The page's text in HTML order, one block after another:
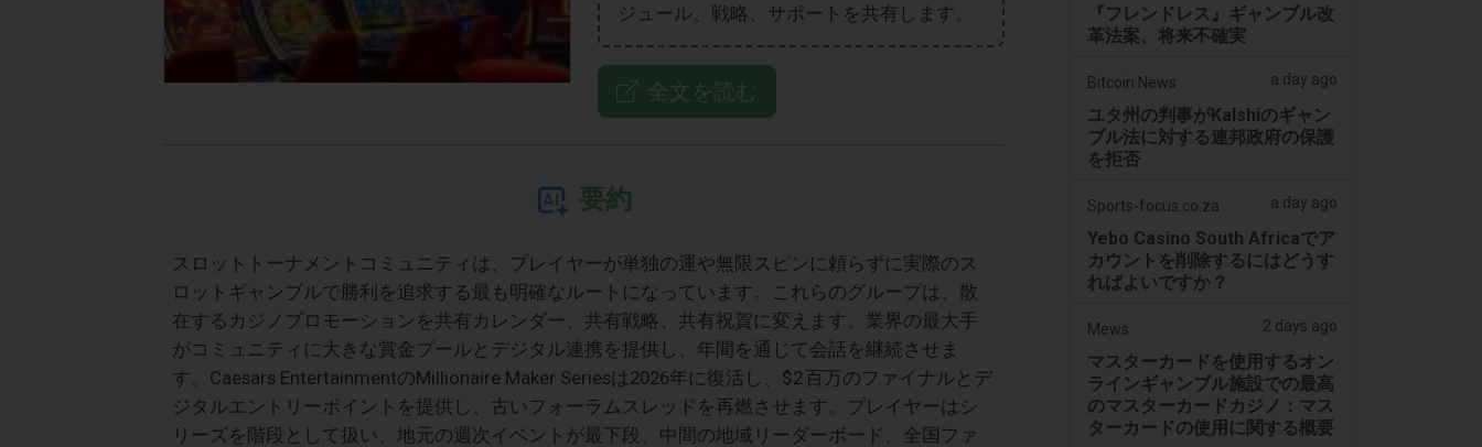
ジュール、戦略、サポートを共有します。
全文を読む
要約
スロットトーナメントコミュニティは、プレイヤーが単独の運や無限スピンに頼らずに実際のス
ロットギャンブルで勝利を追求する最も明確なルートになっています。これらのグループは、散
在するカジノプロモーションを共有カレンダー、共有戦略、共有祝賀に変えます。業界の最大手
がコミュニティに大きな賞金プールとデジタル連携を提供し、年間を通じて会話を継続させま
す。Caesars EntertainmentのMillionaire Maker Seriesは2026年に復活し、$2 百万のファイナルとデ
ジタルエントリーポイントを提供し、古いフォーラムスレッドを再燃させます。プレイヤーはシ
リーズを階段として扱い、地元の週次イベントが最下段、中間の地域リーダーボード、全国ファ
『フレンドレス』ギャンブル改
革法案、将来不確実
Bitcoin News a day ago
ユタ州の判事がKalshiのギャン
ブル法に対する連邦政府の保護
を拒否
Sports-focus.co.za a day ago
Yebo Casino South Africaでア
カウントを削除するにはどうす
ればよいですか？
Mews 2 days ago
マスターカードを使用するオン
ラインギャンブル施設での最高
のマスターカードカジノ：マス
ターカードの使用に関する概要